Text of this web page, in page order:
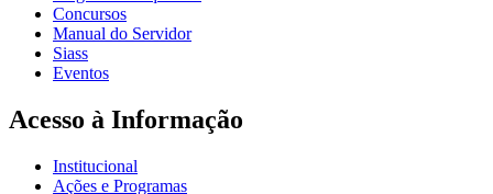
Concursos
Manual do Servidor
Siass
Eventos
Acesso à Informação
Institucional
Ações e Programas